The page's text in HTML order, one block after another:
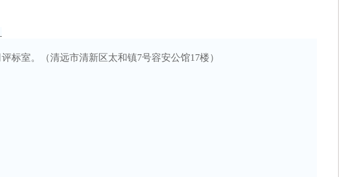
评标室。（清远市清新区太和镇7号容安公馆17楼）